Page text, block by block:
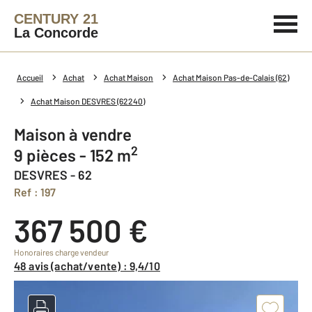
CENTURY 21
La Concorde
Accueil Achat Achat Maison Achat Maison Pas-de-Calais (62)
Achat Maison DESVRES (62240)
Maison à vendre
9 pièces - 152 m2
DESVRES - 62
Ref : 197
367 500 €
Honoraires charge vendeur
48 avis (achat/vente) : 9,4/10